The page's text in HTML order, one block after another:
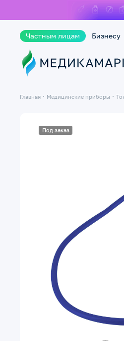
Частным лицам Бизнесу
Главная Медицинские приборы
Под заказ